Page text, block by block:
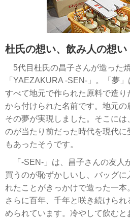
杜氏の想い、飲み人の想い
5代目杜氏の昌子さんが造った
「YAEZAKURA -SEN-」。「夢
すべて地元で作られた原料で造り
から付けられた名前です。地元の
その夢が実現しました。そこに
のが当たり前だった時代を現代
もあったそうです。
「-SEN-」は、昌子さんの友人
買うのが恥ずかしいし、バッグ
れたことがきっかけで造った一
さらに百年、千年と咲き続けら
められています。冷やして飲む